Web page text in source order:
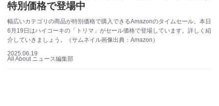
特別価格で登場中
幅広いカテゴリの商品が特別価格で購入できるAmazonのタイムセール。本日
6月19日はハイコーキの「トリマ」がセール価格で登場しています。詳しく紹
介していきましょう。（サムネイル画像出典：Amazon）
2025.06.19
All About ニュース編集部